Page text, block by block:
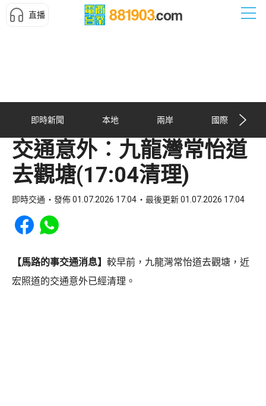
直播
即時新聞 本地 兩岸 國際
交通意外︰九龍灣常怡道
去觀塘(17:04清理)
即時交通 發佈 01.07.2026 17:04 最後更新 01.07.2026 17:04
Share to Facebook
Share to WhatsApp
【馬路的事交通消息】 較早前，九龍灣常怡道去觀塘，近
宏照道的交通意外已經清理。